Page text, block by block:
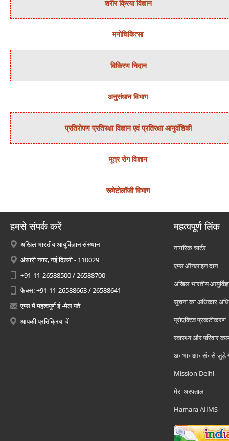
शरीर क्रिया विज्ञान
मनोचिकित्‍सा
विकिरण निदान
अनुसंधान विभाग
प्रतिरोपण प्रतिरक्षा विज्ञान एवं प्रतिरक्षा आनुवंशिकी
मूत्र रोग विज्ञान
रूमेटोलॉजी विभाग
हमसे संपर्क करें
अखिल भारतीय आयुर्विज्ञान संस्थान
अंसारी नगर, नई दिल्ली - 110029
+91-11-26588500 / 26588700
फैक्स: +91-11-26588663 / 26588641
एम्स में महत्वपूर्ण ई -मेल पते
आपकी प्रतिक्रिया दें
महत्वपूर्ण लिंक
नागरिक चार्टर
एम्स ऑनलाइन दान
अखिल भारतीय
सूचना का अधिकार
प्रोएक्टिव प्रकटीकरण
स्वास्थ्य और परिवार
अ॰ भा॰ आ॰ सं॰ से जुड़े
Mission Delhi
मेरा अस्पताल
Hamara AIIMS